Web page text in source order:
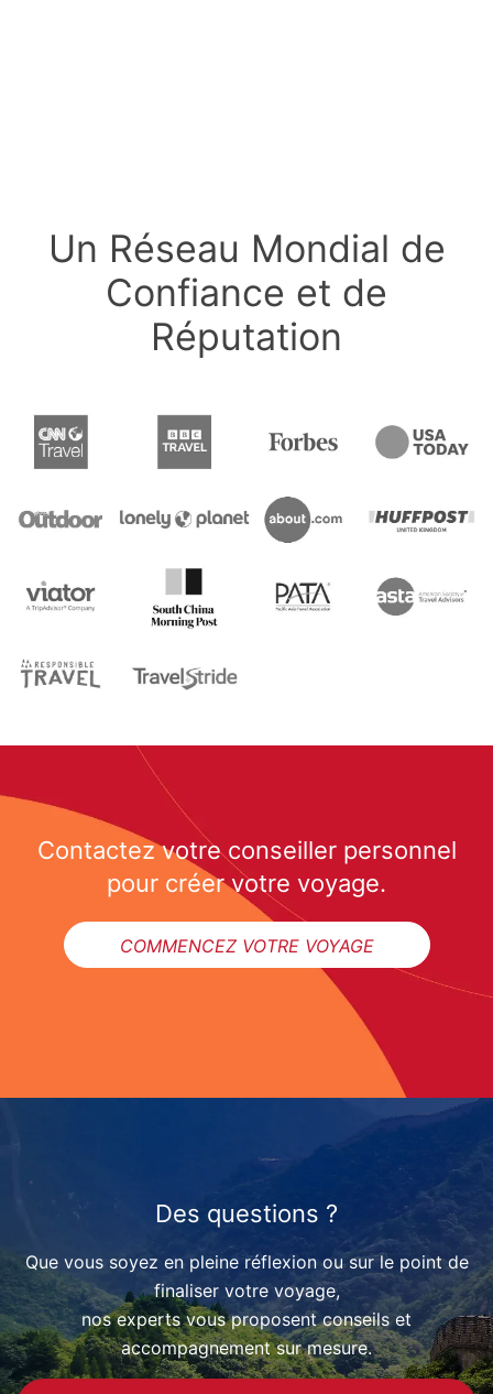
Un Réseau Mondial de
Confiance et de
Réputation
Contactez votre conseiller personnel
pour créer votre voyage.
COMMENCEZ VOTRE VOYAGE
Des questions ?
Que vous soyez en pleine réflexion ou sur le point de
finaliser votre voyage,
nos experts vous proposent conseils et
accompagnement sur mesure.